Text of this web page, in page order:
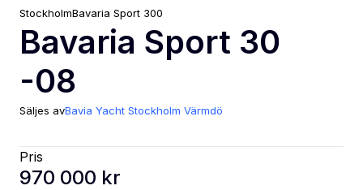
StockholmBavaria Sport 300
Bavaria Sport 30
-08
Säljes avBavia Yacht Stockholm Värmdö
Pris
970 000 kr